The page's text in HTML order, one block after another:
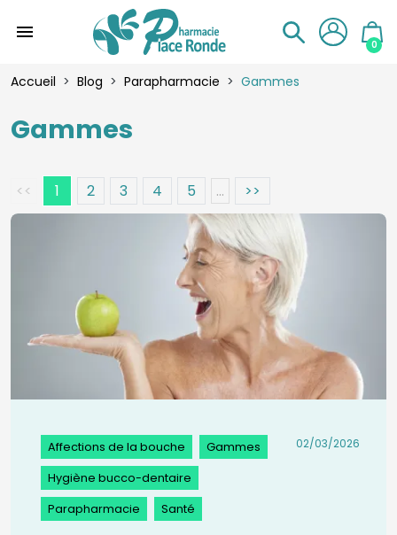
menu
0
Accueil Blog Parapharmacie Gammes
Gammes
<< 1 2 3 4 5 ... >>
02/03/2026
Affections de la bouche Gammes
Hygiène bucco-dentaire
Parapharmacie Santé